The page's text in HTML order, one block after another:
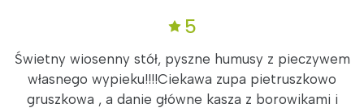
5
Świetny wiosenny stół, pyszne humusy z pieczywem
własnego wypieku!!!!Ciekawa zupa pietruszkowo
gruszkowa , a danie główne kasza z borowikami i